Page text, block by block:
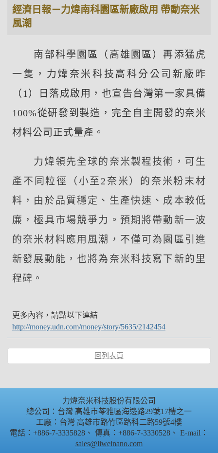
經濟日報－力煒南科園區新廠啟用 帶動奈米
風潮
南部科學園區（高雄園區）再添猛虎
一隻，力煒奈米科技高科分公司新廠昨
（1）日落成啟用，也宣告台灣第一家具備
100%從研發到製造，完全自主開發的奈米
材料公司正式量產。
力煒領先全球的奈米製程技術，可生
產不同粒徑（小至2奈米）的奈米粉末材
料，由於品質穩定、生產快速、成本較低
廉，極具市場競爭力。預期將帶動新一波
的奈米材料應用風潮，不僅可為園區引進
新發展動能，也將為奈米科技寫下新的里
程碑。
更多內容，請點以下連結
http://money.udn.com/money/story/5635/2142454
回列表頁
力煒奈米科技股份有限公司
總公司：台灣 高雄市苓雅區海邊路29號17樓之一
工廠：台灣 高雄市路竹區路科二路59號4樓
電話：+886-7-3335828、 傳真：+886-7-3330528、 E-mail：
sales@liweinano.com